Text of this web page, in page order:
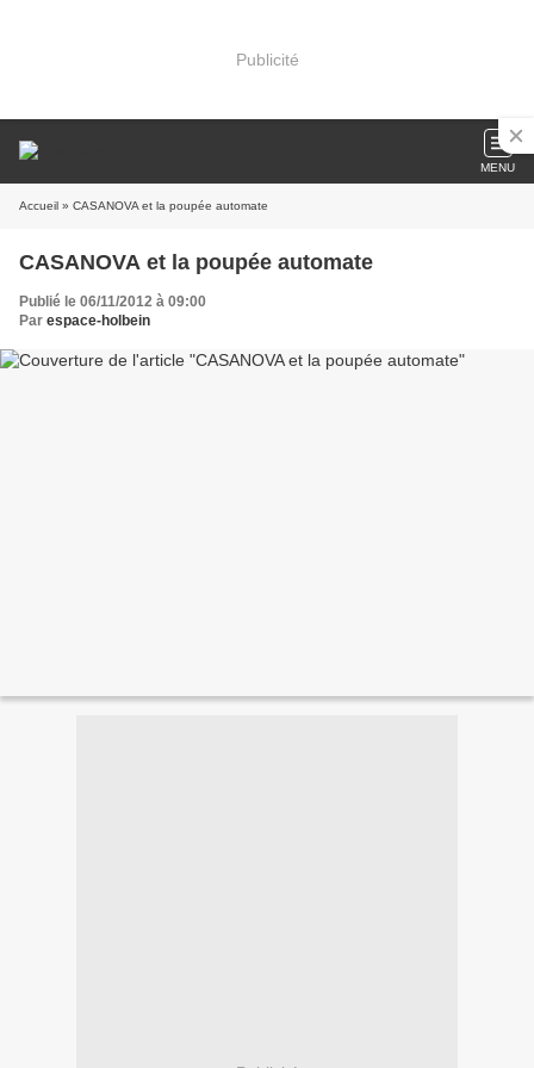
Publicité
MENU
Accueil » CASANOVA et la poupée automate
CASANOVA et la poupée automate
Publié le 06/11/2012 à 09:00
Par espace-holbein